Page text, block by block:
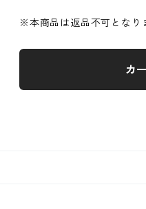
※本商品は返品不可となり
カ